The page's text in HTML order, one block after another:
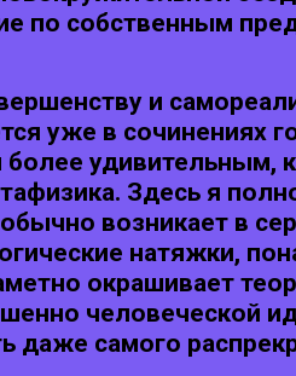
по собственным
и
уже в сочинениях
удивительным,
Здесь я
возникает в
натяжки,
окрашивает
человеческой
даже самого